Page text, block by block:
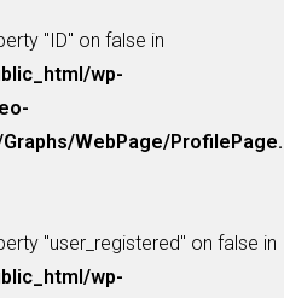
"ID" on false in
wp-
WebPage/
"user_registered" on false in
wp-